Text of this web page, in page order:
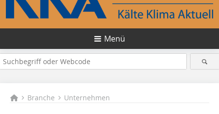
Menü
Branche Unternehmen